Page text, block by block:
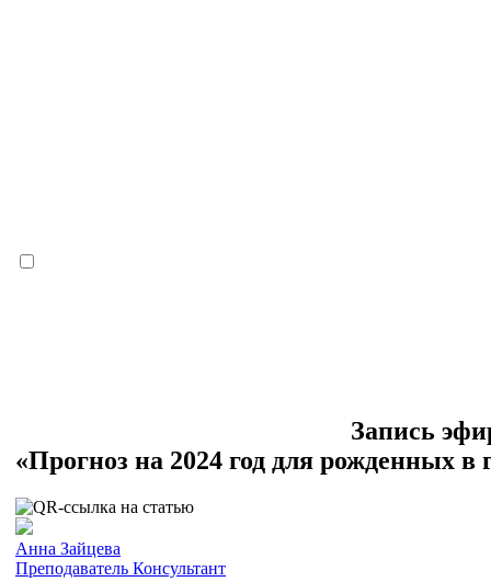
Запись
«Прогноз на 2024 год для рожденных в
Анна Зайцева
Преподаватель Консультант